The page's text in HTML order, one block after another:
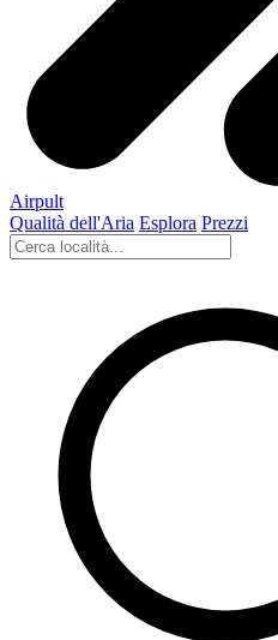
Airpult
Qualità dell'Aria Esplora Prezzi